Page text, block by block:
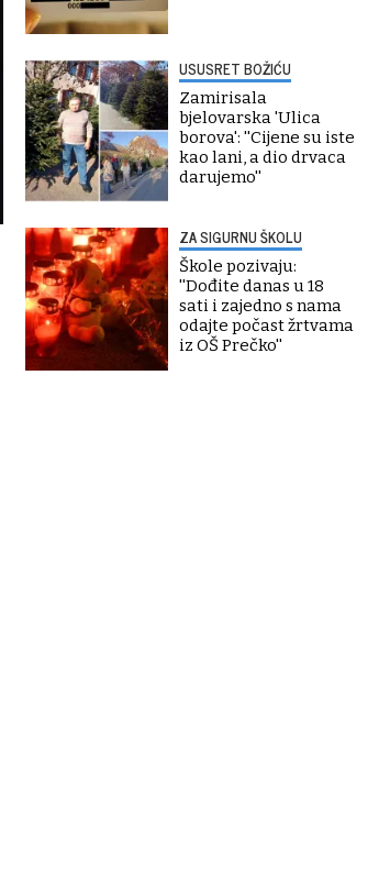
USUSRET BOŽIĆU
Zamirisala
bjelovarska 'Ulica
borova': ''Cijene su iste
kao lani, a dio drvaca
darujemo''
ZA SIGURNU ŠKOLU
Škole pozivaju:
''Dođite danas u 18
sati i zajedno s nama
odajte počast žrtvama
iz OŠ Prečko''